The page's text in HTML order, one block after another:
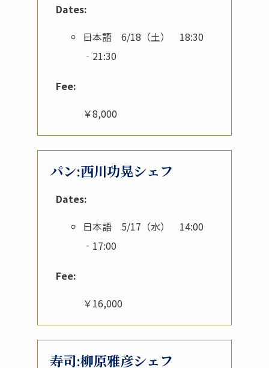
Dates:
日本語 6/18（土） 18:30
‐21:30
Fee:
￥8,000
パン:西川功晃シェフ
Dates:
日本語 5/17（水） 14:00
‐17:00
Fee:
￥16,000
寿司:柳原雅彦シェフ